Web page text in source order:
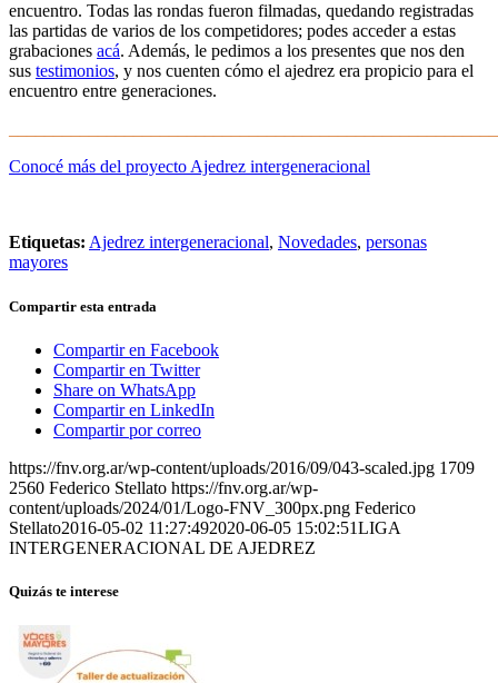
encuentro. Todas las rondas fueron filmadas, quedando registradas
las partidas de varios de los competidores; podes acceder a estas
grabaciones acá. Además, le pedimos a los presentes que nos den
sus testimonios, y nos cuenten cómo el ajedrez era propicio para el
encuentro entre generaciones.
Conocé más del proyecto Ajedrez intergeneracional
Etiquetas: Ajedrez intergeneracional, Novedades, personas
mayores
Compartir esta entrada
Compartir en Facebook
Compartir en Twitter
Share on WhatsApp
Compartir en LinkedIn
Compartir por correo
https://fnv.org.ar/wp-content/uploads/2016/09/043-scaled.jpg 1709
2560 Federico Stellato https://fnv.org.ar/wp-
content/uploads/2024/01/Logo-FNV_300px.png Federico
Stellato2016-05-02 11:27:492020-06-05 15:02:51LIGA
INTERGENERACIONAL DE AJEDREZ
Quizás te interese